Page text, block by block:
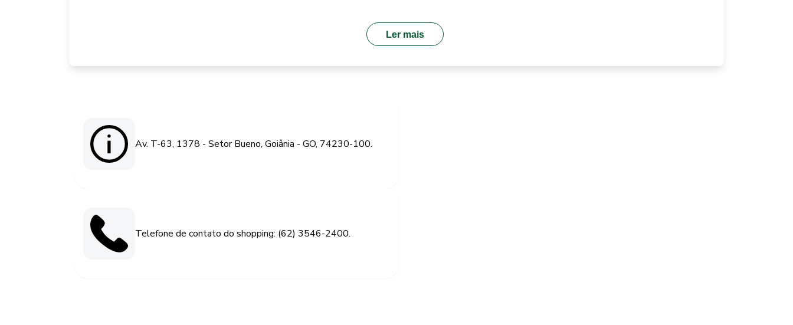
Ler mais
Av. T-63, 1378 - Setor Bueno, Goiânia - GO, 74230-100.
Telefone de contato do shopping: (62) 3546-2400.